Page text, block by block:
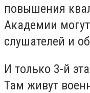
повышения
Академии
слушателей и
И только 3-й
Там живут